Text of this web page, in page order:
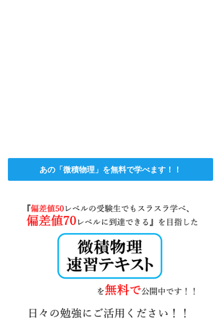
あの「微積物理」を無料で学べます！！